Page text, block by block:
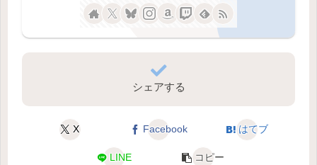
シェアする
X Facebook はてブ
LINE コピー